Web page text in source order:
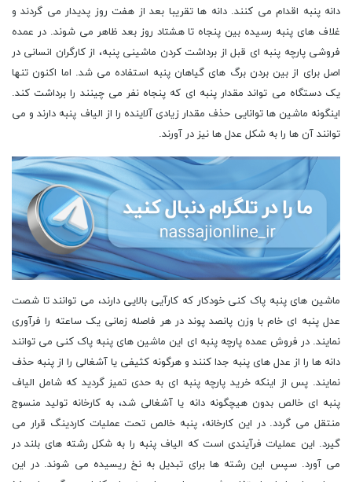
دانه پنبه اقدام می کنند. دانه ها تقریبا بعد از هفت روز پدیدار می گردند و
غلاف های پنبه رسیده بین پنجاه تا هشتاد روز بعد ظاهر می شوند.در عمده
فروشی پارچه پنبه ای قبل از برداشت کردن ماشینی پنبه، از کارگران انسانی در
اصل برای از بین بردن برگ های گیاهان پنبه استفاده می شد. اما اکنون تنها
یک دستگاه می تواند مقدار پنبه ای که پنجاه نفر می چینند را برداشت کند.
اینگونه ماشین ها توانایی حذف مقدار زیادی آلاینده را از الیاف پنبه دارند و می
توانند آن ها را به شکل عدل ها نیز در آورند.
ماشین های پنبه پاک کنی خودکار که کارآیی بالایی دارند، می توانند تا شصت
عدل پنبه ای خام با وزن پانصد پوند در هر فاصله زمانی یک ساعته را فرآوری
نمایند. در فروش عمده پارچه پنبه ای این ماشین های پنبه پاک کنی می توانند
دانه ها را از عدل های پنبه جدا کنند و هرگونه کثیفی یا آشغالی را از پنبه حذف
نمایند. پس از اینکه خرید پارچه پنبه ای به حدی تمیز گردید که شامل الیاف
پنبه ای خالص بدون هیچگونه دانه یا آشغالی شد، به کارخانه تولید منسوج
منتقل می گردد. در این کارخانه، پنبه خالص تحت عملیات کاردینگ قرار می
گیرد. این عملیات فرآیندی است که الیاف پنبه را به شکل رشته های بلند در
می آورد. سپس این رشته ها برای تبدیل به نخ ریسیده می شوند. در این